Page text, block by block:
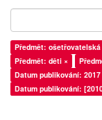
Předmět: ošetřovatelská
Předmět: děti ×
Datum publikování: 2017
Datum publikování: